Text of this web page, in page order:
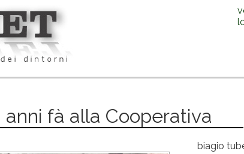
fà alla Cooperativa
biagio